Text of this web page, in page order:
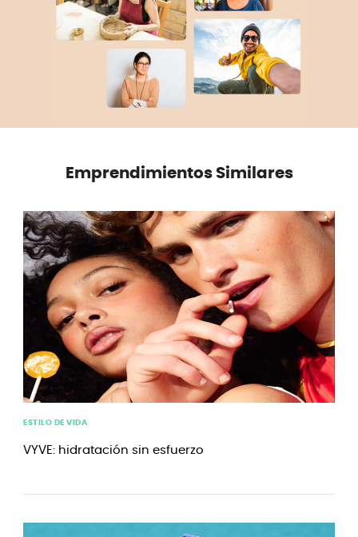
Emprendimientos Similares
ESTILO DE VIDA
VYVE: hidratación sin esfuerzo